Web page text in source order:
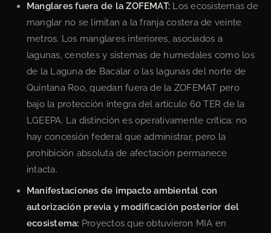
Manglares fuera de la ZOFEMAT: Los ecosistemas de
manglar no se limitan a la franja costera de veinte
metros. Los manglares interiores, asociados a
lagunas, cenotes y sistemas de humedales como los
de la Laguna de Bacalar o las lagunas del norte de
Quintana Roo, quedan fuera de la ZOFEMAT pero
bajo la protección íntegra del artículo 60 TER de la
LGEEPA. La distinción es operativamente crítica: no
hay concesión federal que administrar, pero la
prohibición absoluta de afectación permanece
intacta.
Manifestaciones de impacto ambiental con
autorización previa y modificación posterior del
ecosistema: Proyectos que obtuvieron MIA en